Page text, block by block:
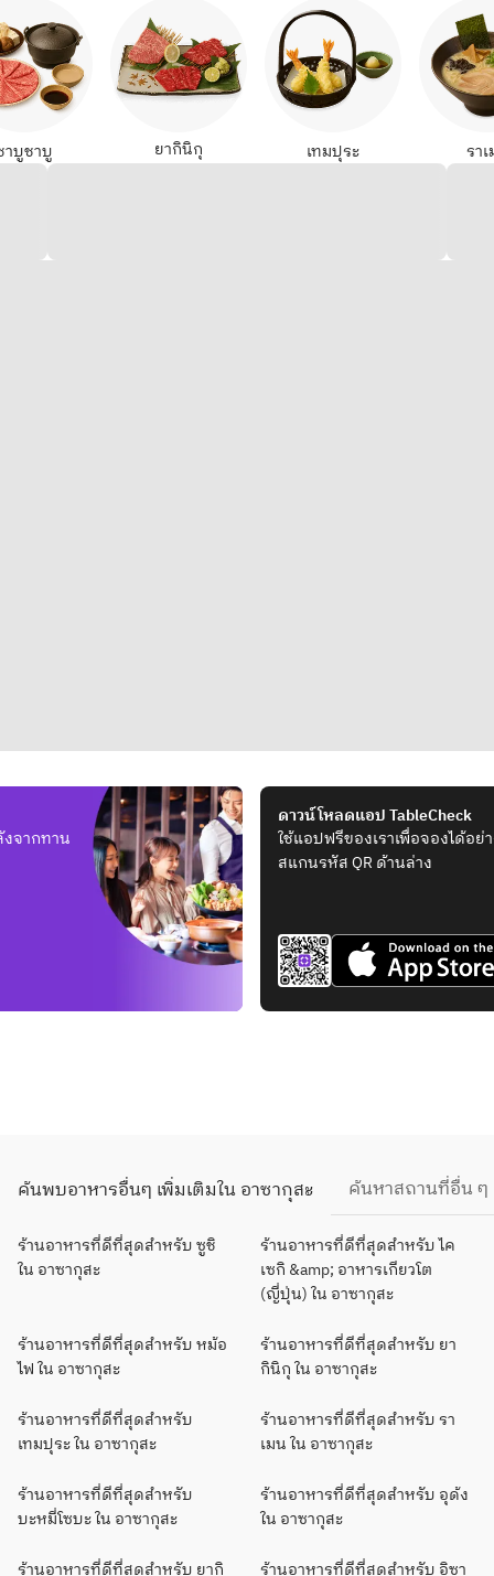
าบูชาบู ยากินิกุ เทมปุระ รา
งจากทาน
ดาวน์โหลดแอป TableCheck
ใช้แอปฟรีของเราเพื่อจองได้อ
สแกนรหัส QR ด้านล่าง
ค้นพบอาหารอื่นๆ เพิ่มเติมใน อาซากุสะ ค้นหาสถานที่อื่น ๆ
ร้านอาหารที่ดีที่สุดสำหรับ ซูชิ
ใน อาซากุสะ
ร้านอาหารที่ดีที่สุดสำหรับ ไค
เซกิ &amp; อาหารเกียวโต
(ญี่ปุ่น) ใน อาซากุสะ
ร้านอาหารที่ดีที่สุดสำหรับ หม้อ
ไฟ ใน อาซากุสะ
ร้านอาหารที่ดีที่สุดสำหรับ ยา
กินิกุ ใน อาซากุสะ
ร้านอาหารที่ดีที่สุดสำหรับ
เทมปุระ ใน อาซากุสะ
ร้านอาหารที่ดีที่สุดสำหรับ รา
เมน ใน อาซากุสะ
ร้านอาหารที่ดีที่สุดสำหรับ
บะหมี่โซบะ ใน อาซากุสะ
ร้านอาหารที่ดีที่สุดสำหรับ อุด้ง
ใน อาซากุสะ
ร้านอาหารที่ดีที่สุดสำหรับ ยากิ ร้านอาหารที่ดีที่สุดสำหรับ อิซา